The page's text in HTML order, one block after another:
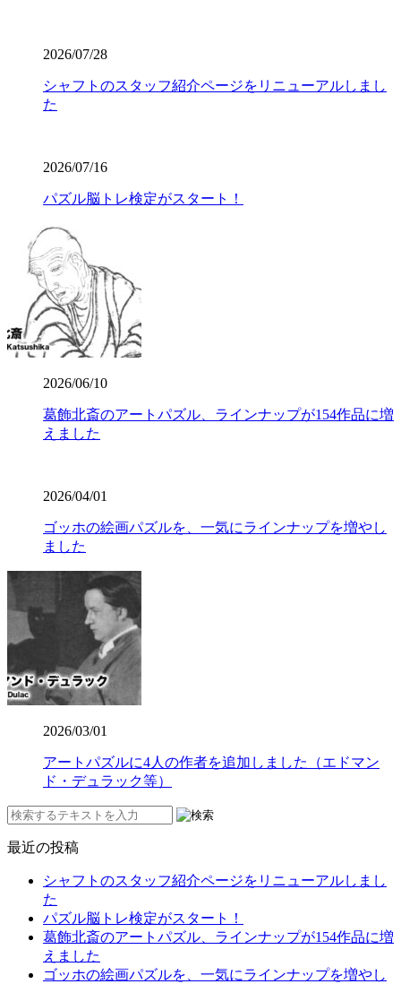
2026/07/28
シャフトのスタッフ紹介ページをリニューアルしまし
た
2026/07/16
パズル脳トレ検定がスタート！
2026/06/10
葛飾北斎のアートパズル、ラインナップが154作品に増
えました
2026/04/01
ゴッホの絵画パズルを、一気にラインナップを増やし
ました
2026/03/01
アートパズルに4人の作者を追加しました（エドマン
ド・デュラック等）
最近の投稿
シャフトのスタッフ紹介ページをリニューアルしまし
た
パズル脳トレ検定がスタート！
葛飾北斎のアートパズル、ラインナップが154作品に増
えました
ゴッホの絵画パズルを、一気にラインナップを増やし